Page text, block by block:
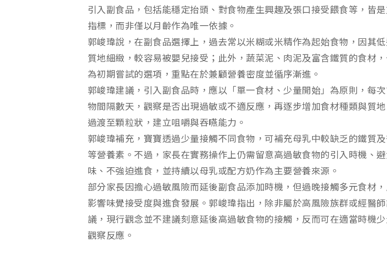
引入副食品，包括能穩定抬頭、對食物產生興趣及張口接受餵食等，皆
指標，而非僅以月齡作為唯一依據。
郭峻瑋說，在副食品選擇上，過去常以米糊或米精作為起始食物，因其
質地細緻，較容易被嬰兒接受；此外，蔬菜泥、肉泥及富含鐵質的食材
為初期嘗試的選項，重點在於兼顧營養密度並循序漸進。
郭峻瑋建議，引入副食品時，應以「單一食材、少量開始」為原則，每
物間隔數天，觀察是否出現過敏或不適反應，再逐步增加食材種類與質
過渡至顆粒狀，建立咀嚼與吞嚥能力。
郭峻瑋補充，寶寶透過少量接觸不同食物，可補充母乳中較缺乏的鐵質
等營養素。不過，家長在實務操作上仍需留意高過敏食物的引入時機、
味、不強迫進食，並持續以母乳或配方奶作為主要營養來源。
部分家長因擔心過敏風險而延後副食品添加時機，但過晚接觸多元食材
影響味覺接受度與進食發展。郭峻瑋指出，除非屬於高風險族群或經醫
議，現行觀念並不建議刻意延後高過敏食物的接觸，反而可在適當時機
觀察反應。